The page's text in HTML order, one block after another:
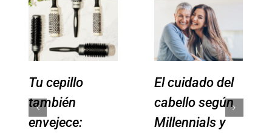
Tu cepillo
también
envejece:
El cuidado del
cabello según
Millennials y